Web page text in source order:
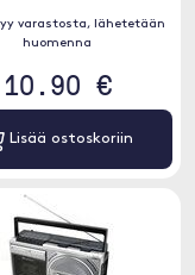
varastosta, lähetetään
huomenna
10.90 €
Lisää ostoskoriin